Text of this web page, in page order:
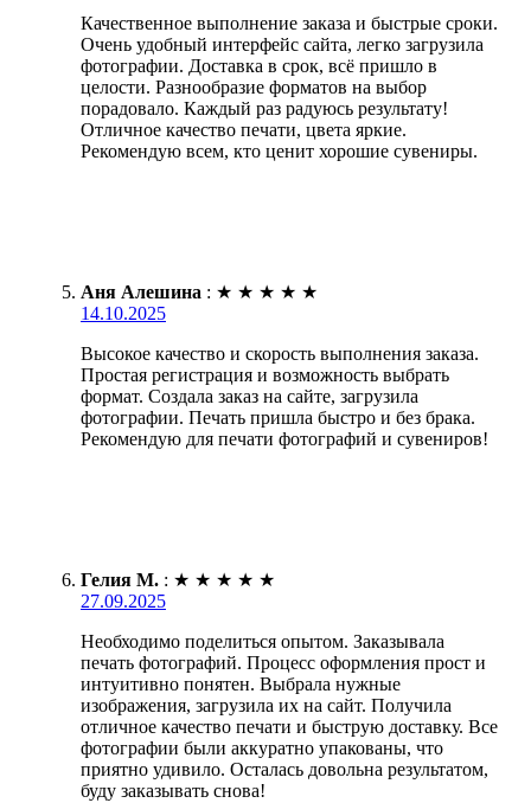
Качественное выполнение заказа и быстрые сроки.
Очень удобный интерфейс сайта, легко загрузила
фотографии. Доставка в срок, всё пришло в
целости. Разнообразие форматов на выбор
порадовало. Каждый раз радуюсь результату!
Отличное качество печати, цвета яркие.
Рекомендую всем, кто ценит хорошие сувениры.
Аня Алешина : ★ ★ ★ ★ ★
14.10.2025
Высокое качество и скорость выполнения заказа.
Простая регистрация и возможность выбрать
формат. Создала заказ на сайте, загрузила
фотографии. Печать пришла быстро и без брака.
Рекомендую для печати фотографий и сувениров!
Гелия М. : ★ ★ ★ ★ ★
27.09.2025
Необходимо поделиться опытом. Заказывала
печать фотографий. Процесс оформления прост и
интуитивно понятен. Выбрала нужные
изображения, загрузила их на сайт. Получила
отличное качество печати и быструю доставку. Все
фотографии были аккуратно упакованы, что
приятно удивило. Осталась довольна результатом,
буду заказывать снова!